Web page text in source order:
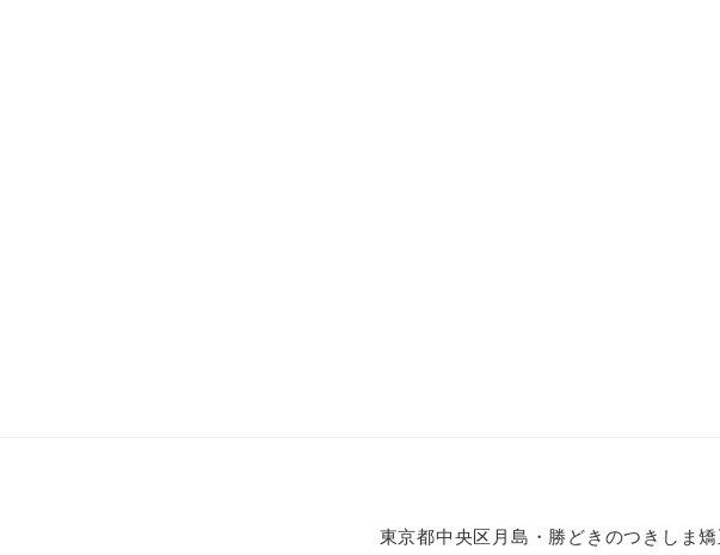
東京都中央区月島・勝どきのつきしま